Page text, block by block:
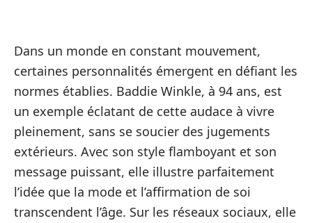
Dans un monde en constant mouvement,
certaines personnalités émergent en défiant les
normes établies. Baddie Winkle, à 94 ans, est
un exemple éclatant de cette audace à vivre
pleinement, sans se soucier des jugements
extérieurs. Avec son style flamboyant et son
message puissant, elle illustre parfaitement
l’idée que la mode et l’affirmation de soi
transcendent l’âge. Sur les réseaux sociaux, elle